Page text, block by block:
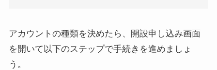
アカウントの種類を決めたら、開設申し込み画面
を開いて以下のステップで手続きを進めましょ
う。